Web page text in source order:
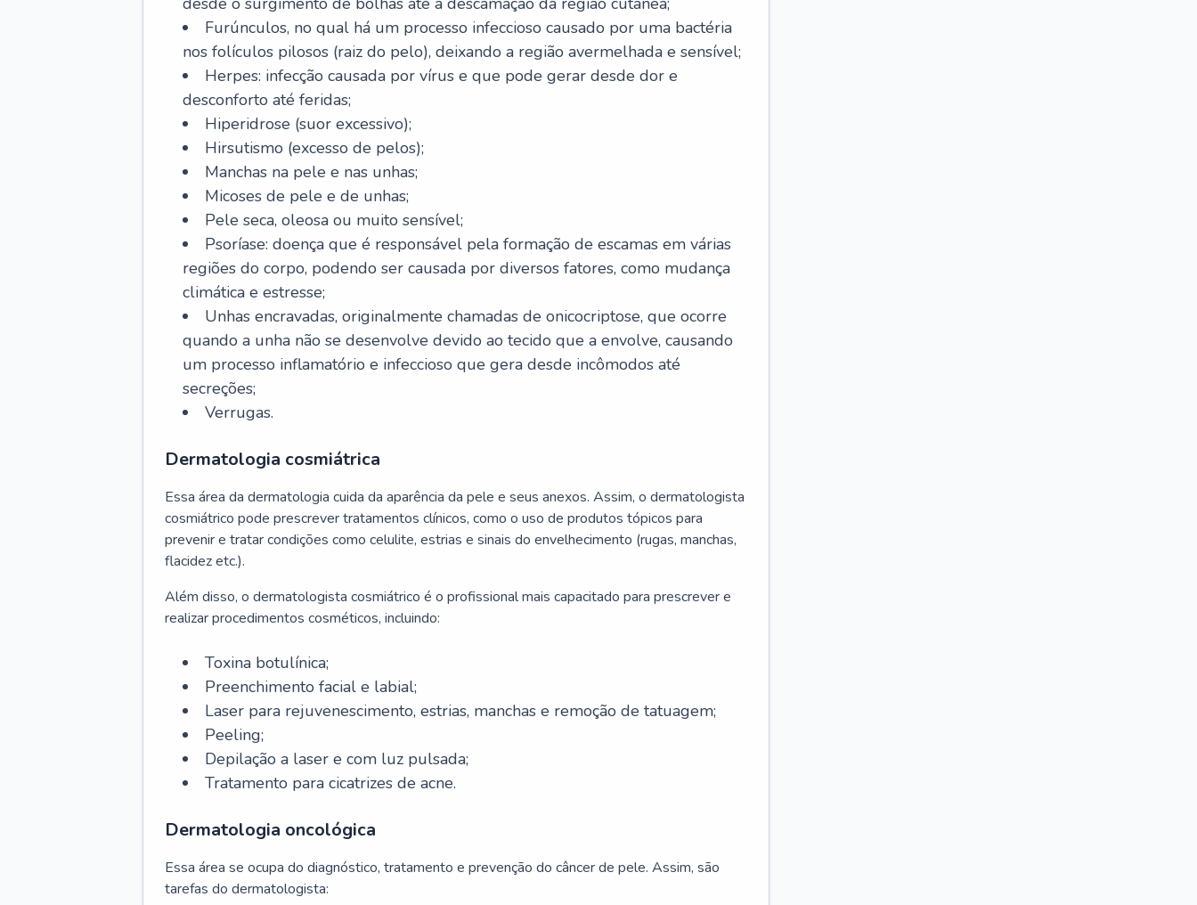
Furúnculos, no qual há um processo infeccioso causado por uma bactéria
nos folículos pilosos (raiz do pelo), deixando a região avermelhada e sensível;
Herpes: infecção causada por vírus e que pode gerar desde dor e
desconforto até feridas;
Hiperidrose (suor excessivo);
Hirsutismo (excesso de pelos);
Manchas na pele e nas unhas;
Micoses de pele e de unhas;
Pele seca, oleosa ou muito sensível;
Psoríase: doença que é responsável pela formação de escamas em várias
regiões do corpo, podendo ser causada por diversos fatores, como mudança
climática e estresse;
Unhas encravadas, originalmente chamadas de onicocriptose, que ocorre
quando a unha não se desenvolve devido ao tecido que a envolve, causando
um processo inflamatório e infeccioso que gera desde incômodos até
secreções;
Verrugas.
Dermatologia cosmiátrica
Essa área da dermatologia cuida da aparência da pele e seus anexos. Assim, o dermatologista
cosmiátrico pode prescrever tratamentos clínicos, como o uso de produtos tópicos para
prevenir e tratar condições como celulite, estrias e sinais do envelhecimento (rugas, manchas,
flacidez etc.).
Além disso, o dermatologista cosmiátrico é o profissional mais capacitado para prescrever e
realizar procedimentos cosméticos, incluindo:
Toxina botulínica;
Preenchimento facial e labial;
Laser para rejuvenescimento, estrias, manchas e remoção de tatuagem;
Peeling;
Depilação a laser e com luz pulsada;
Tratamento para cicatrizes de acne.
Dermatologia oncológica
Essa área se ocupa do diagnóstico, tratamento e prevenção do câncer de pele. Assim, são
tarefas do dermatologista: